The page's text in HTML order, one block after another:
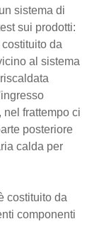
sistema di
sui prodotti:
da
al sistema
frattempo ci
posteriore
calda per
costituito da
componenti